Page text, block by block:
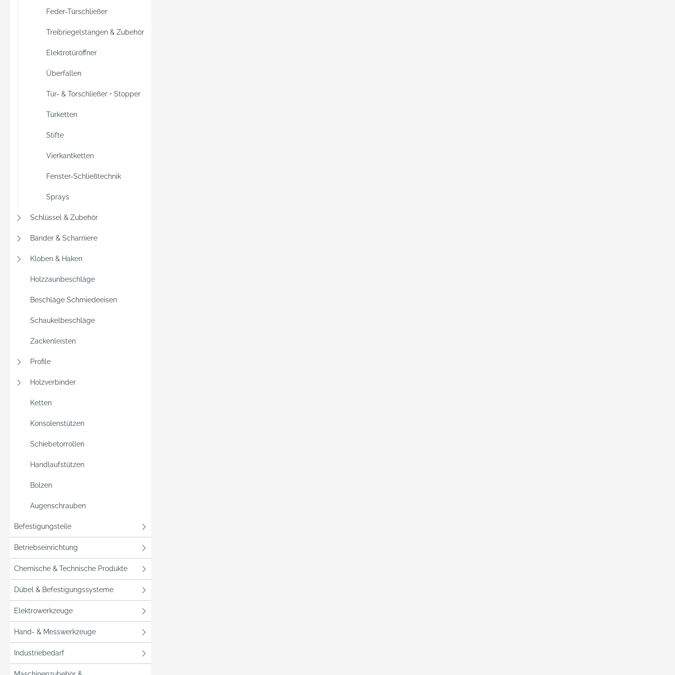
Feder-Türschließer
Treibriegelstangen & Zubehör
Elektrotüröffner
Überfallen
Tür- & Torschließer • Stopper
Türketten
Stifte
Vierkantketten
Fenster-Schließtechnik
Sprays
Schlüssel & Zubehör
Bänder & Scharniere
Kloben & Haken
Holzzaunbeschläge
Beschläge Schmiedeeisen
Schaukelbeschläge
Zackenleisten
Profile
Holzverbinder
Ketten
Konsolenstützen
Schiebetorrollen
Handlaufstützen
Bolzen
Augenschrauben
Befestigungsteile
Betriebseinrichtung
Chemische & Technische Produkte
Dübel & Befestigungssysteme
Elektrowerkzeuge
Hand- & Messwerkzeuge
Industriebedarf